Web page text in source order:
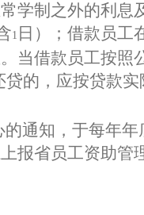
学制之外的利息
1 日）；借款员工
当借款员工按照
贷的，应按贷款实
通知，于每年年
报省员工资助管